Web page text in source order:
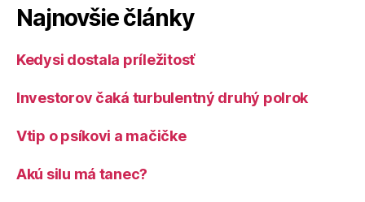
Najnovšie články
Kedysi dostala príležitosť
Investorov čaká turbulentný druhý polrok
Vtip o psíkovi a mačičke
Akú silu má tanec?